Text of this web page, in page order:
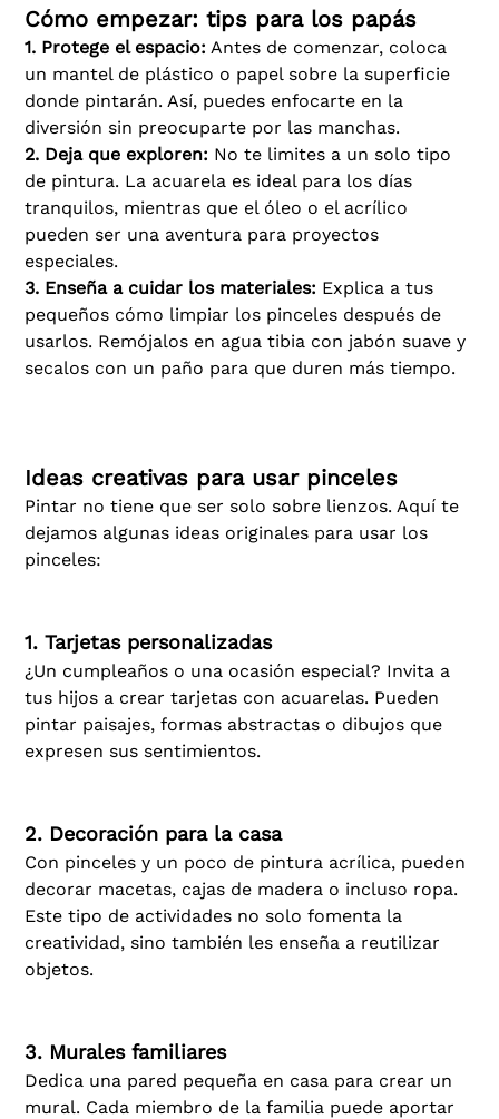
Cómo empezar: tips para los papás
1. Protege el espacio: Antes de comenzar, coloca
un mantel de plástico o papel sobre la superficie
donde pintarán. Así, puedes enfocarte en la
diversión sin preocuparte por las manchas.
2. Deja que exploren: No te limites a un solo tipo
de pintura. La acuarela es ideal para los días
tranquilos, mientras que el óleo o el acrílico
pueden ser una aventura para proyectos
especiales.
3. Enseña a cuidar los materiales: Explica a tus
pequeños cómo limpiar los pinceles después de
usarlos. Remójalos en agua tibia con jabón suave y
secalos con un paño para que duren más tiempo.
Ideas creativas para usar pinceles
Pintar no tiene que ser solo sobre lienzos. Aquí te
dejamos algunas ideas originales para usar los
pinceles:
1. Tarjetas personalizadas
¿Un cumpleaños o una ocasión especial? Invita a
tus hijos a crear tarjetas con acuarelas. Pueden
pintar paisajes, formas abstractas o dibujos que
expresen sus sentimientos.
2. Decoración para la casa
Con pinceles y un poco de pintura acrílica, pueden
decorar macetas, cajas de madera o incluso ropa.
Este tipo de actividades no solo fomenta la
creatividad, sino también les enseña a reutilizar
objetos.
3. Murales familiares
Dedica una pared pequeña en casa para crear un
mural. Cada miembro de la familia puede aportar